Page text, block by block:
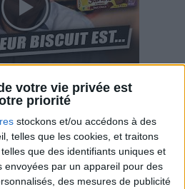
votre vie privée est
priorité
stockons et/ou accédons à des
telles que les cookies, et traitons
que des identifiants uniques et
envoyées par un appareil pour des
des mesures de publicité
Harrys... Que valent vraiment
gâteaux ?
direct Voir tout